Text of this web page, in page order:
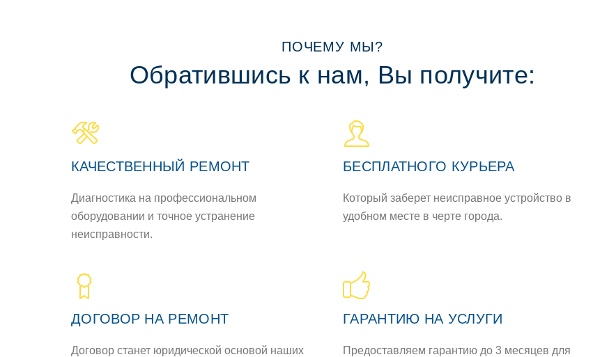
ПОЧЕМУ МЫ?
Обратившись к нам, Вы получите:
КАЧЕСТВЕННЫЙ РЕМОНТ
Диагностика на профессиональном
оборудовании и точное устранение
неисправности.
БЕСПЛАТНОГО КУРЬЕРА
Который заберет неисправное устройство в
удобном месте в черте города.
ДОГОВОР НА РЕМОНТ
Договор станет юридической основой наших
ГАРАНТИЮ НА УСЛУГИ
Предоставляем гарантию до 3 месяцев для